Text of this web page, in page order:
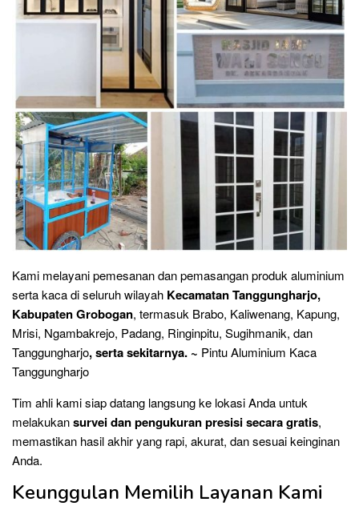
Kami melayani pemesanan dan pemasangan produk aluminium
serta kaca di seluruh wilayah Kecamatan Tanggungharjo,
Kabupaten Grobogan, termasuk Brabo, Kaliwenang, Kapung,
Mrisi, Ngambakrejo, Padang, Ringinpitu, Sugihmanik, dan
Tanggungharjo, serta sekitarnya. ~ Pintu Aluminium Kaca
Tanggungharjo
Tim ahli kami siap datang langsung ke lokasi Anda untuk
melakukansurvei dan pengukuran presisi secara gratis,
memastikan hasil akhir yang rapi, akurat, dan sesuai keinginan
Anda.
Keunggulan Memilih Layanan Kami